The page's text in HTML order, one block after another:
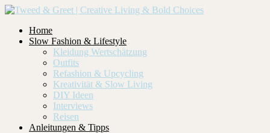
Home
Slow Fashion & Lifestyle
Kleidung Wertschätzung
Outfits
Refashion & Upcycling
Kreativität & Slow Living
DIY Ideen
Interviews
Reisen
Anleitungen & Tipps